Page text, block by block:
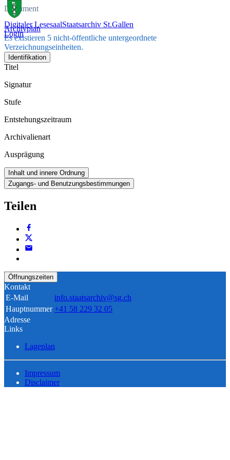
Digitaler LesesaalStaatsarchiv St.Gallen
Login
Dokument
Archivplan
Es existieren 5 nicht-öffentliche untergeordnete
Verzeichnungseinheiten.
Identifikation
Titel
Signatur
Stufe
Entstehungszeitraum
Archivalienart
Ausprägung
Inhalt und innere Ordnung
Zugangs- und Benutzungsbestimmungen
Teilen
Öffnungszeiten
Kontakt
E-Mail
info.staatsarchiv@sg.ch
Hauptnummer +41 58 229 32 05
Adresse
Links
Lageplan
Impressum
Disclaimer